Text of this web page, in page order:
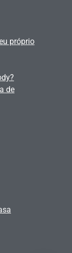
próprio
de